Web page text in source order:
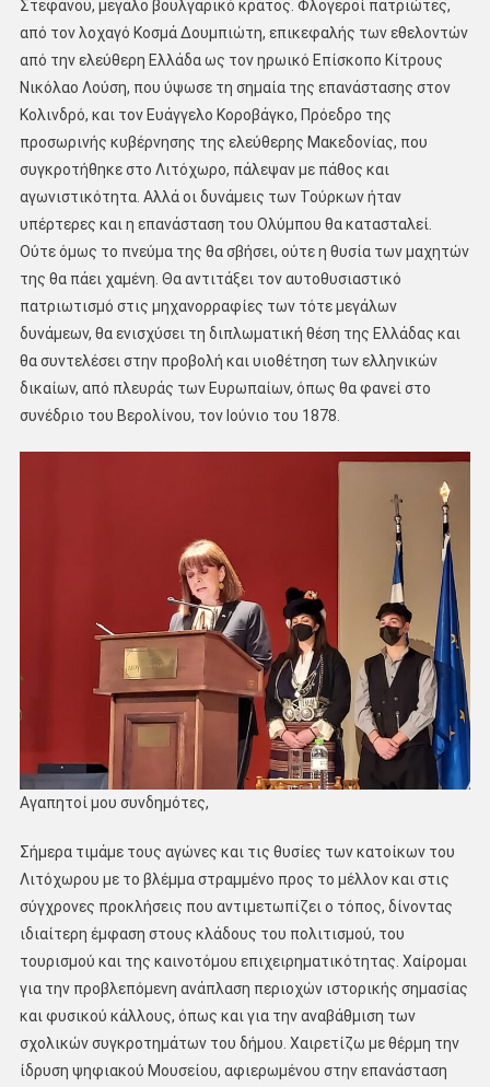
Στεφάνου, μεγάλο βουλγαρικό κράτος. Φλογεροί πατριώτες,
από τον λοχαγό Κοσμά Δουμπιώτη, επικεφαλής των εθελοντών
από την ελεύθερη Ελλάδα ως τον ηρωικό Επίσκοπο Κίτρους
Νικόλαο Λούση, που ύψωσε τη σημαία της επανάστασης στον
Κολινδρό, και τον Ευάγγελο Κοροβάγκο, Πρόεδρο της
προσωρινής κυβέρνησης της ελεύθερης Μακεδονίας, που
συγκροτήθηκε στο Λιτόχωρο, πάλεψαν με πάθος και
αγωνιστικότητα. Αλλά οι δυνάμεις των Τούρκων ήταν
υπέρτερες και η επανάσταση του Ολύμπου θα κατασταλεί.
Ούτε όμως το πνεύμα της θα σβήσει, ούτε η θυσία των μαχητών
της θα πάει χαμένη. Θα αντιτάξει τον αυτοθυσιαστικό
πατριωτισμό στις μηχανορραφίες των τότε μεγάλων
δυνάμεων, θα ενισχύσει τη διπλωματική θέση της Ελλάδας και
θα συντελέσει στην προβολή και υιοθέτηση των ελληνικών
δικαίων, από πλευράς των Ευρωπαίων, όπως θα φανεί στο
συνέδριο του Βερολίνου, τον Ιούνιο του 1878.
Αγαπητοί μου συνδημότες,
Σήμερα τιμάμε τους αγώνες και τις θυσίες των κατοίκων του
Λιτόχωρου με το βλέμμα στραμμένο προς το μέλλον και στις
σύγχρονες προκλήσεις που αντιμετωπίζει ο τόπος, δίνοντας
ιδιαίτερη έμφαση στους κλάδους του πολιτισμού, του
τουρισμού και της καινοτόμου επιχειρηματικότητας. Χαίρομαι
για την προβλεπόμενη ανάπλαση περιοχών ιστορικής σημασίας
και φυσικού κάλλους, όπως και για την αναβάθμιση των
σχολικών συγκροτημάτων του δήμου. Χαιρετίζω με θέρμη την
ίδρυση ψηφιακού Μουσείου, αφιερωμένου στην επανάσταση